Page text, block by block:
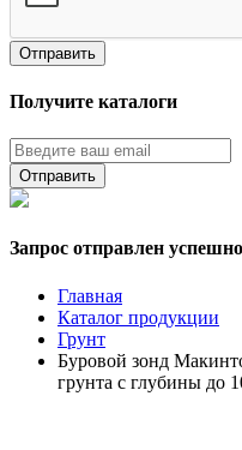
Получите каталоги
Запрос отправлен успешно
Главная
Каталог продукции
Грунт
Буровой зонд
грунта с глубины до